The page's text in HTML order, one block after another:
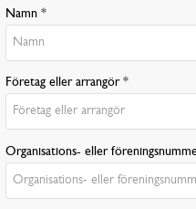
Namn *
Företag eller arrangör *
Organisations- eller